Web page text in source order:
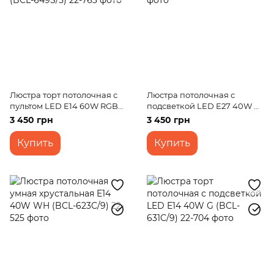
Люстра торт потолочная с
пультом LED E14 60W RGB
WH (BCL-649S/5)
3 450 грн
Купить
Люстра потолочная с
подсветкой LED E27 40W G
(LK-509S/3)
3 450 грн
Купить